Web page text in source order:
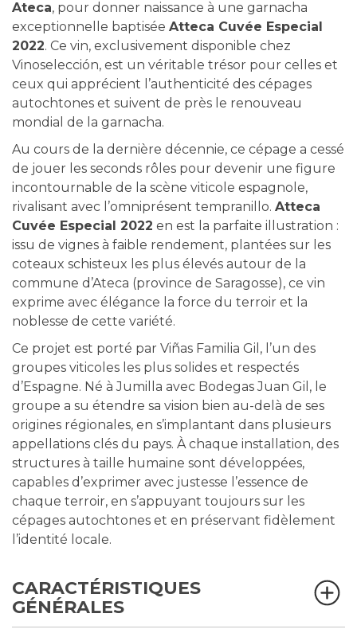
Ateca, pour donner naissance à une garnacha
exceptionnelle baptisée Atteca Cuvée Especial
2022. Ce vin, exclusivement disponible chez
Vinoselección, est un véritable trésor pour celles et
ceux qui apprécient l’authenticité des cépages
autochtones et suivent de près le renouveau
mondial de la garnacha.
Au cours de la dernière décennie, ce cépage a cessé
de jouer les seconds rôles pour devenir une figure
incontournable de la scène viticole espagnole,
rivalisant avec l’omniprésent tempranillo. Atteca
Cuvée Especial 2022 en est la parfaite illustration :
issu de vignes à faible rendement, plantées sur les
coteaux schisteux les plus élevés autour de la
commune d’Ateca (province de Saragosse), ce vin
exprime avec élégance la force du terroir et la
noblesse de cette variété.
Ce projet est porté par Viñas Familia Gil, l’un des
groupes viticoles les plus solides et respectés
d’Espagne. Né à Jumilla avec Bodegas Juan Gil, le
groupe a su étendre sa vision bien au-delà de ses
origines régionales, en s’implantant dans plusieurs
appellations clés du pays. À chaque installation, des
structures à taille humaine sont développées,
capables d’exprimer avec justesse l’essence de
chaque terroir, en s’appuyant toujours sur les
cépages autochtones et en préservant fidèlement
l’identité locale.
CARACTÉRISTIQUES
GÉNÉRALES